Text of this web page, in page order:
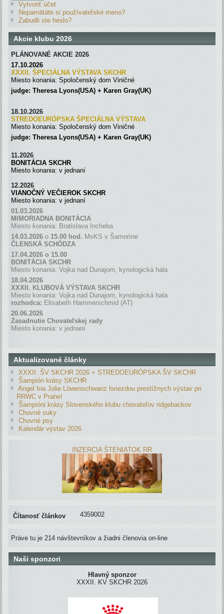
Vytvoriť účet
Nepamätáte si používateľské meno?
Zabudli ste heslo?
Akcie klubu 2026
PLÁNOVANÉ AKCIE 2026
17.10.2026
XXXII. ŠPECIÁLNA VÝSTAVA SKCHR
Miesto konania: Spoločenský dom Viničné
judge: Theresa Lyons(USA) + Karen Gray(UK)
18.10.2026
STREDOEURÓPSKA ŠPECIÁLNA VÝSTAVA
Miesto konania: Spoločenský dom Viničné
judge: Theresa Lyons(USA) + Karen Gray(UK)
11.2026
BONITÁCIA SKCHR
Miesto konania: v jednaní
12.2026
VIANOČNÝ VEČIEROK SKCHR
Miesto konania: v jednaní
01.03.2026
MIMORIADNA BONITÁCIA
Miesto konania: Bratislava Incheba
14.03.2026 o 15.00 hod. MsKS v Šamoríne
ČLENSKÁ SCHÔDZA
17.04.2026 o 15.00
BONITÁCIA SKCHR
Miesto konania: Vojka nad Dunajom, kynologická hala
18.04.2026
XXXII. KLUBOVÁ VÝSTAVA SKCHR
Miesto konania: Vojka nad Dunajom, kynologická hala
rozhodca: Elisabeth Hammerschmid (AT)
20.06.2026
Zasadnutie Chovateľskej rady
Miesto konania: v jednaní
Aktualizované články
XXXII. ŠV SKCHR 2026 + STREDOEURÓPSKA ŠV SKCHR
Šampión krásy SKCHR
Angel Ina Jolie Löwenschwanz hviezdou prestížnych výstav pri
RRWC v Prahe!
Šampióni krásy Slovenského klubu chovateľov ridgebackov
Chovné suky
Chovné psy
Kalendár výstav 2026
INZERCIA ŠTENIATOK RR
Čítanosť článkov 4359002
Práve tu je 214 návštevníkov a žiadni členovia on-line
Naši sponzori
Hlavný sponzor
XXXII. KV SKCHR 2026